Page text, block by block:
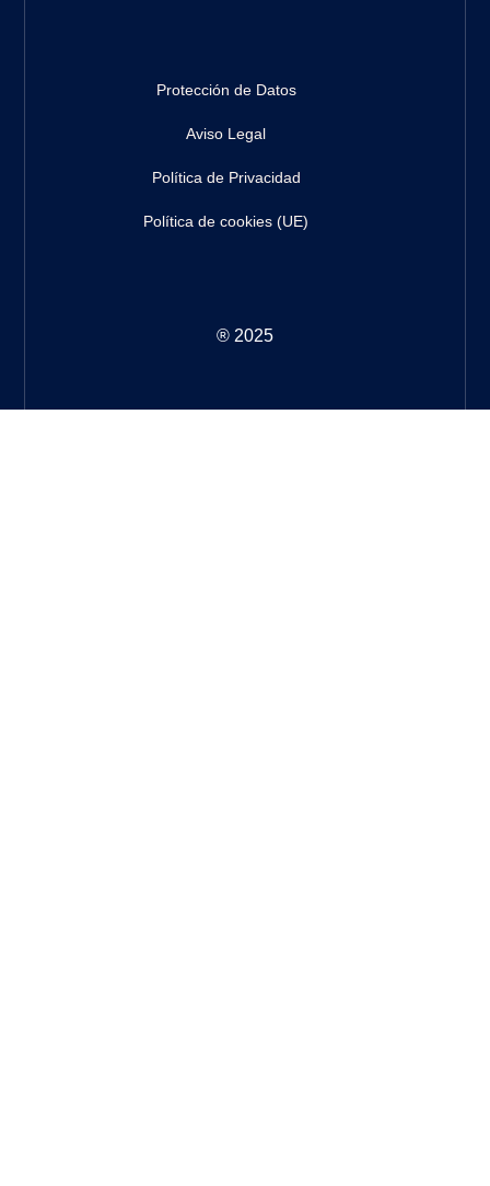
Protección de Datos
Aviso Legal
Política de Privacidad
Política de cookies (UE)
® 2025